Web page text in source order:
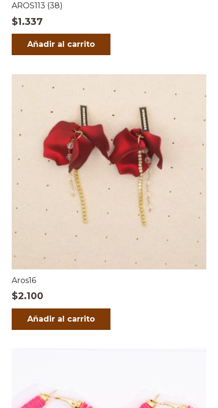
AROS113 (38)
$1.337
Añadir al carrito
Aros16
$2.100
Añadir al carrito